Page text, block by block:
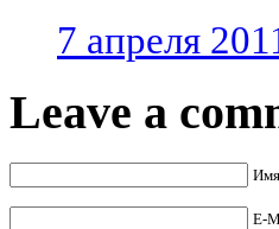
7 апреля
Leave a
E-